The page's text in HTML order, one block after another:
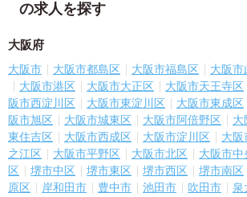
の求人を探す
大阪府
大阪市 大阪市都島区 大阪市福島区 大阪市
大阪市港区
大阪市大正区 大阪市天王寺区
阪市西淀川区
大阪市東淀川区 大阪市東成区
阪市旭区
大阪市城東区 大阪市阿倍野区 大
東住吉区
大阪市西成区 大阪市淀川区 大阪
之江区
大阪市平野区 大阪市北区 大阪市中
区
堺市中区 堺市東区 堺市西区 堺市南区
原区
岸和田市 豊中市 池田市 吹田市 泉